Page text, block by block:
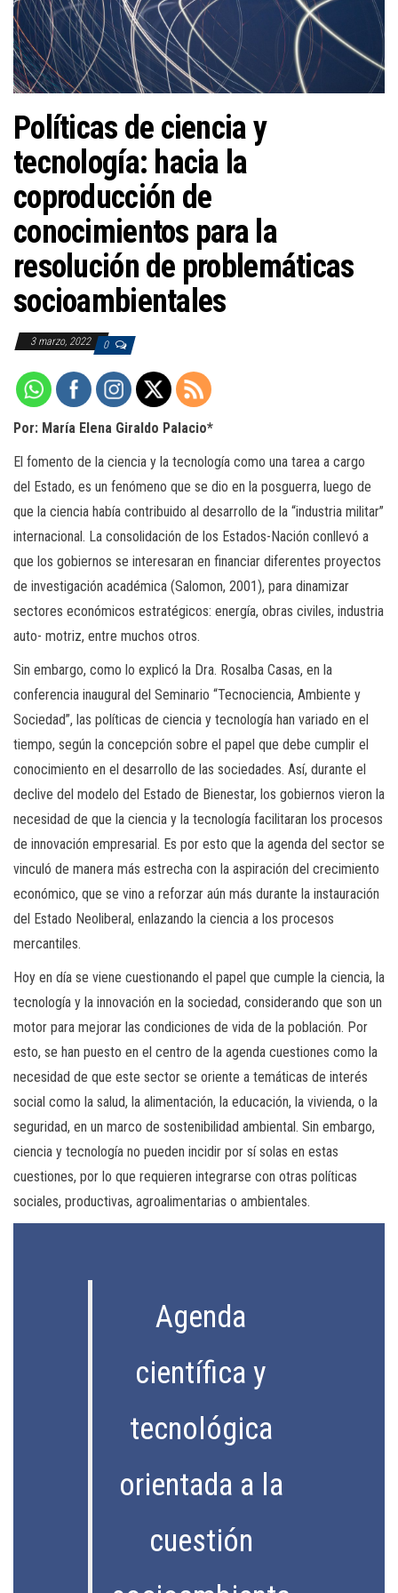
i
Políticas de ciencia y
tecnología: hacia la
coproducción de
conocimientos para la
resolución de problemáticas
socioambientales
3 marzo, 2022 0
Por: María Elena Giraldo Palacio*
El fomento de la ciencia y la tecnología como una tarea a cargo
del Estado, es un fenómeno que se dio en la posguerra, luego de
que la ciencia había contribuido al desarrollo de la “industria militar”
internacional. La consolidación de los Estados-Nación conllevó a
que los gobiernos se interesaran en financiar diferentes proyectos
de investigación académica (Salomon, 2001), para dinamizar
sectores económicos estratégicos: energía, obras civiles, industria
auto- motriz, entre muchos otros.
Sin embargo, como lo explicó la Dra. Rosalba Casas, en la
conferencia inaugural del Seminario “Tecnociencia, Ambiente y
Sociedad”, las políticas de ciencia y tecnología han variado en el
tiempo, según la concepción sobre el papel que debe cumplir el
conocimiento en el desarrollo de las sociedades. Así, durante el
declive del modelo del Estado de Bienestar, los gobiernos vieron la
necesidad de que la ciencia y la tecnología facilitaran los procesos
de innovación empresarial. Es por esto que la agenda del sector se
vinculó de manera más estrecha con la aspiración del crecimiento
económico, que se vino a reforzar aún más durante la instauración
del Estado Neoliberal, enlazando la ciencia a los procesos
mercantiles.
Hoy en día se viene cuestionando el papel que cumple la ciencia, la
tecnología y la innovación en la sociedad, considerando que son un
motor para mejorar las condiciones de vida de la población. Por
esto, se han puesto en el centro de la agenda cuestiones como la
necesidad de que este sector se oriente a temáticas de interés
social como la salud, la alimentación, la educación, la vivienda, o la
seguridad, en un marco de sostenibilidad ambiental. Sin embargo,
ciencia y tecnología no pueden incidir por sí solas en estas
cuestiones, por lo que requieren integrarse con otras políticas
sociales, productivas, agroalimentarias o ambientales.
Agenda
científica y
tecnológica
orientada a la
cuestión